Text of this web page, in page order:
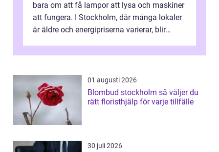
bara om att få lampor att lysa och maskiner
att fungera. I Stockholm, där många lokaler
är äldre och energipriserna varierar, blir
01 augusti 2026
Blombud stockholm så väljer du
rätt floristhjälp för varje tillfälle
30 juli 2026